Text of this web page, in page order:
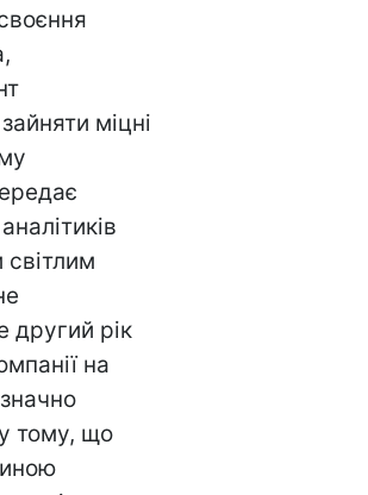
міцні
другий рік
на
тому, що